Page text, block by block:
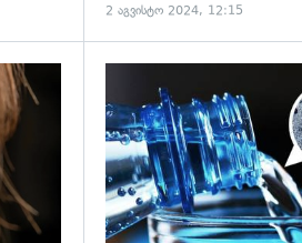
2 აგვისტო 2024, 12:15
გადახედვა